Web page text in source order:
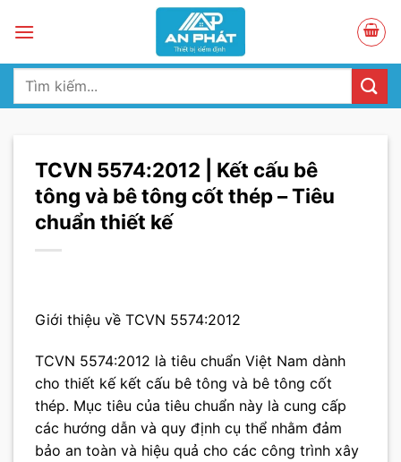
Tìm
TCVN 5574:2012 | Kết cấu bê
tông và bê tông cốt thép – Tiêu
chuẩn thiết kế
Giới thiệu về TCVN 5574:2012
TCVN 5574:2012 là tiêu chuẩn Việt Nam dành
cho thiết kế kết cấu bê tông và bê tông cốt
thép. Mục tiêu của tiêu chuẩn này là cung cấp
các hướng dẫn và quy định cụ thể nhằm đảm
bảo an toàn và hiệu quả cho các công trình xây